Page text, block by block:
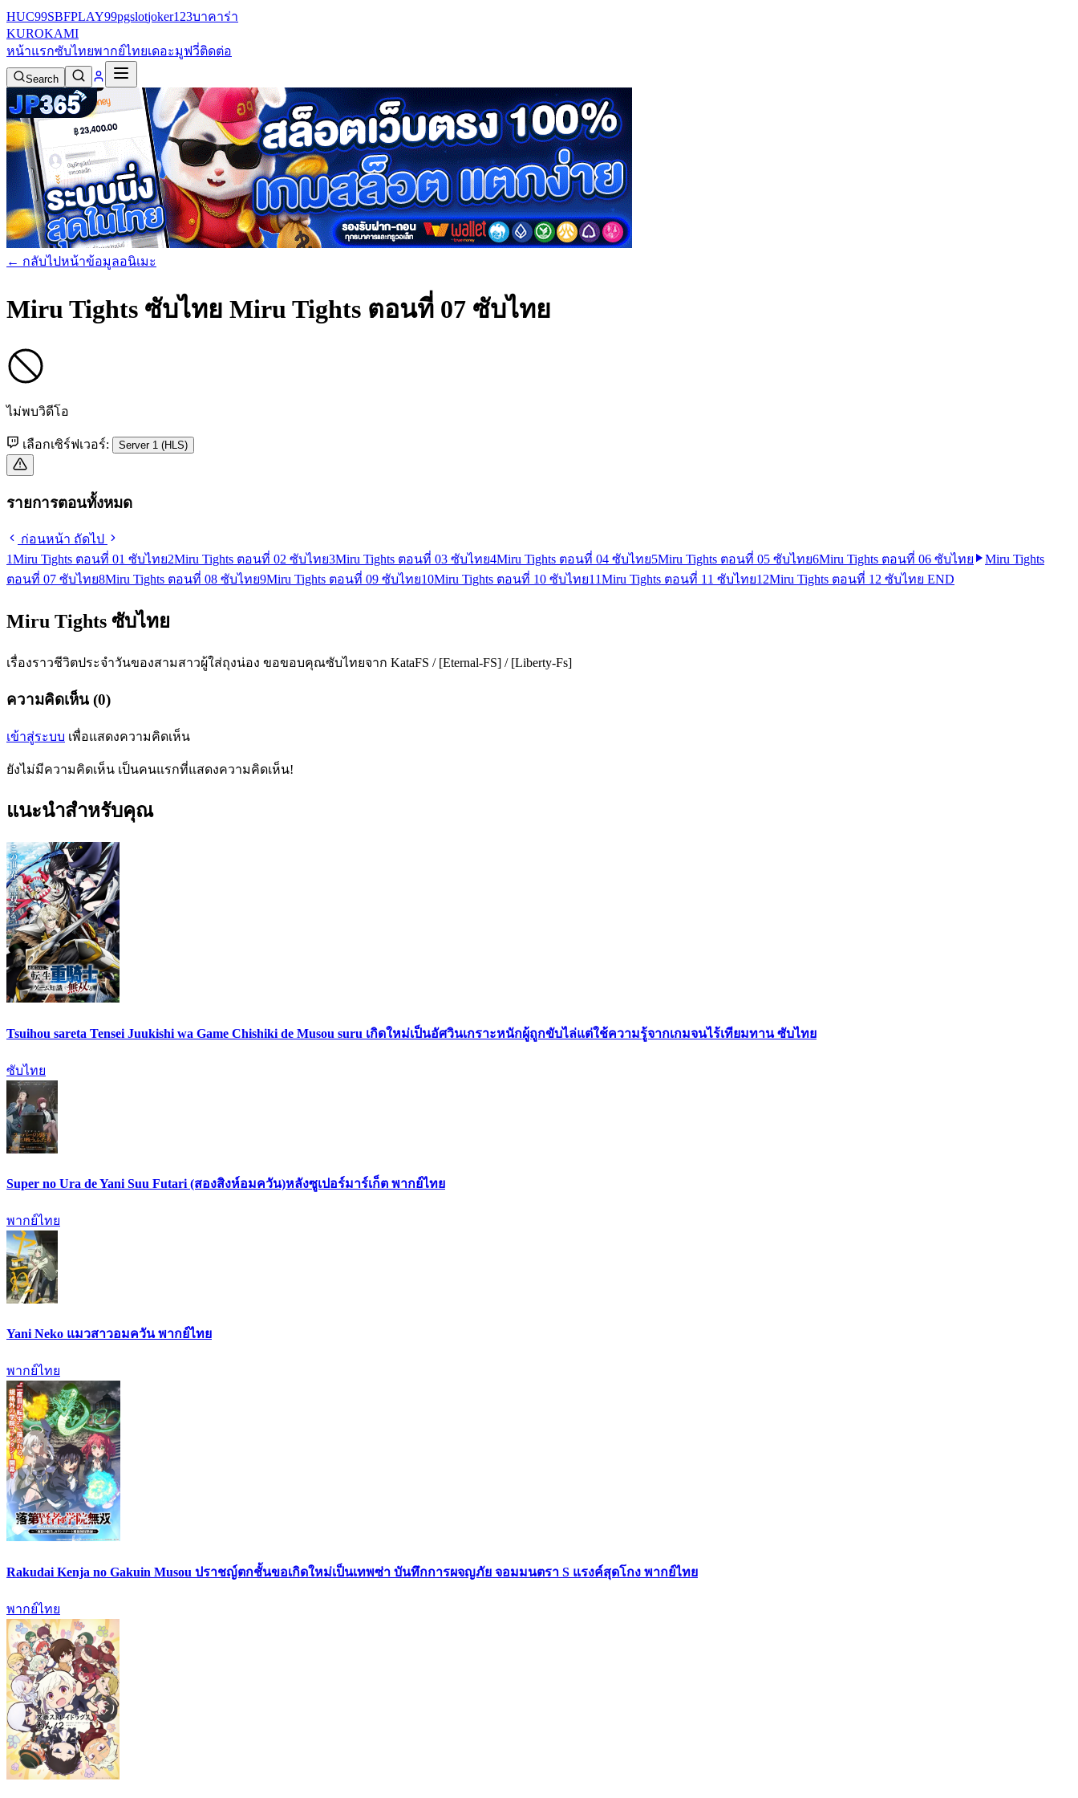
HUC99SBFPLAY99pgslotjoker123บาคาร่า
KUROKAMI
หน้าแรกซับไทยพากย์ไทยเดอะมูฟวี่ติดต่อ
Search
← กลับไปหน้าข้อมูลอนิเมะ
Miru Tights ซับไทย Miru Tights ตอนที่ 07 ซับไทย
ไม่พบวิดีโอ
เลือกเซิร์ฟเวอร์: Server 1 (HLS)
รายการตอนทั้งหมด
ก่อนหน้า ถัดไป
1Miru Tights ตอนที่ 01 ซับไทย2Miru Tights ตอนที่ 02 ซับไทย3Miru Tights ตอนที่ 03 ซับไทย4Miru Tights ตอนที่ 04 ซับไทย5Miru Tights ตอนที่ 05 ซับไทย6Miru Tights ตอนที่ 06 ซับไทย
Miru Tights
ตอนที่ 07 ซับไทย8Miru Tights ตอนที่ 08 ซับไทย9Miru Tights ตอนที่ 09 ซับไทย10Miru Tights ตอนที่ 10 ซับไทย11Miru Tights ตอนที่ 11 ซับไทย12Miru Tights ตอนที่ 12 ซับไทย END
Miru Tights ซับไทย
เรื่องราวชีวิตประจำวันของสามสาวผู้ใส่ถุงน่อง ขอขอบคุณซับไทยจาก KataFS / [Eternal-FS] / [Liberty-Fs]
ความคิดเห็น (0)
เข้าสู่ระบบ เพื่อแสดงความคิดเห็น
ยังไม่มีความคิดเห็น เป็นคนแรกที่แสดงความคิดเห็น!
แนะนำสำหรับคุณ
Tsuihou sareta Tensei Juukishi wa Game Chishiki de Musou suru เกิดใหม่เป็นอัศวินเกราะหนักผู้ถูกขับไล่แต่ใช้ความรู้จากเกมจนไร้เทียมทาน ซับไทย
ซับไทย
Super no Ura de Yani Suu Futari (สองสิงห์อมควัน)หลังซูเปอร์มาร์เก็ต พากย์ไทย
พากย์ไทย
Yani Neko แมวสาวอมควัน พากย์ไทย
พากย์ไทย
Rakudai Kenja no Gakuin Musou ปราชญ์ตกชั้นขอเกิดใหม่เป็นเทพซ่า บันทึกการผจญภัย จอมมนตรา S แรงค์สุดโกง พากย์ไทย
พากย์ไทย